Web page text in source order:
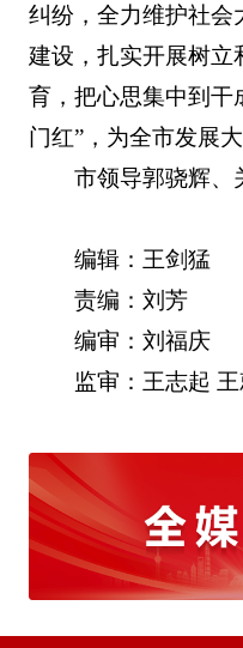
纠纷，全力维护社会
建设，扎实开展树立
育，把心思集中到干
门红”，为全市发展
市领导郭骁辉、
编辑：王剑猛
责编：刘芳
编审：刘福庆
监审：王志起